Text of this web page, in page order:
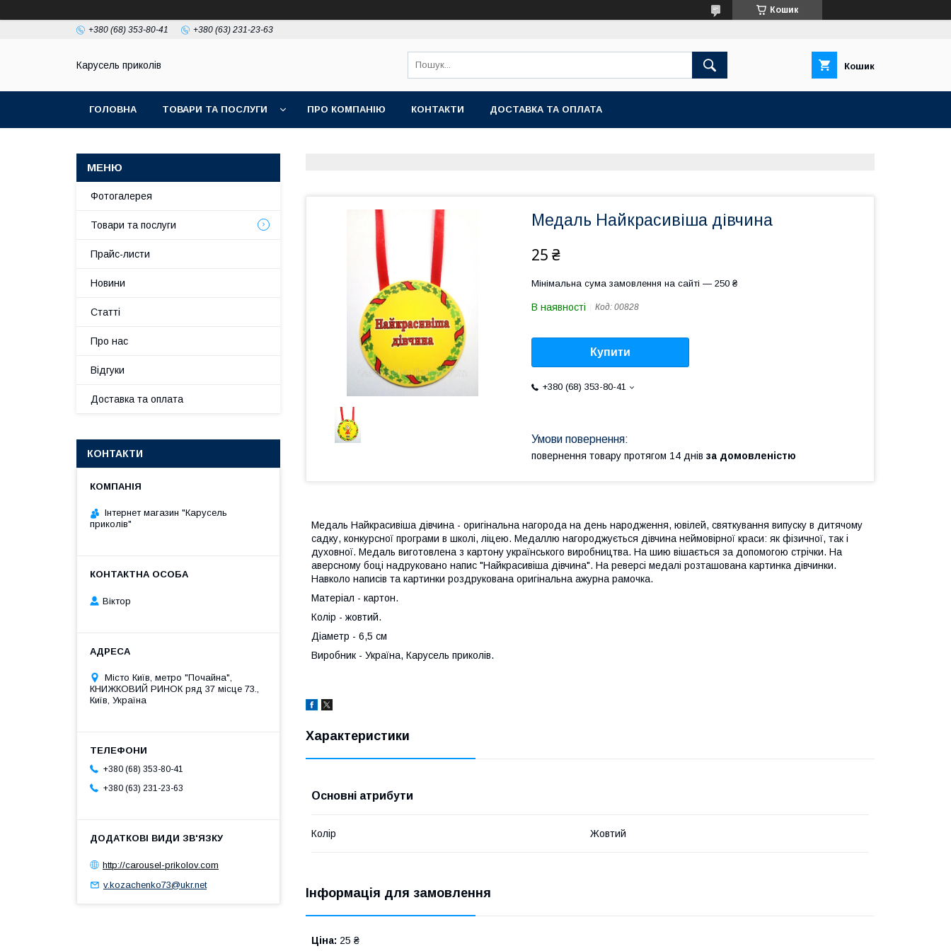
Кошик
+380 (68) 353-80-41 +380 (63) 231-23-63
Карусель приколів Кошик
ГОЛОВНА ТОВАРИ ТА ПОСЛУГИ ПРО КОМПАНІЮ КОНТАКТИ ДОСТАВКА ТА ОПЛАТА
Медаль Найкрасивіша дівчина
25 ₴
Мінімальна сума замовлення на сайті — 250 ₴
В наявності Код: 00828
Купити
+380 (68) 353-80-41
повернення товару протягом 14 днів за домовленістю
Медаль Найкрасивіша дівчина - оригінальна нагорода на день народження, ювілей, святкування випуску в дитячому
садку, конкурсної програми в школі, ліцею. Медаллю нагороджується дівчина неймовірної краси: як фізичної, так і
духовної. Медаль виготовлена з картону українського виробництва. На шию вішається за допомогою стрічки. На
аверсному боці надруковано напис "Найкрасивіша дівчина". На реверсі медалі розташована картинка дівчинки.
Навколо написів та картинки роздрукована оригінальна ажурна рамочка.
Матеріал - картон.
Колір - жовтий.
Діаметр - 6,5 см
Виробник - Україна, Карусель приколів.
Характеристики
Основні атрибути
Колір Жовтий
Інформація для замовлення
Ціна: 25 ₴
Фотогалерея
Товари та послуги
Прайс-листи
Новини
Статті
Про нас
Відгуки
Доставка та оплата
КОНТАКТИ
Інтернет магазин "Карусель
приколів"
Віктор
Місто Київ, метро "Почайна",
КНИЖКОВИЙ РИНОК ряд 37 місце 73.,
Київ, Україна
+380 (68) 353-80-41
+380 (63) 231-23-63
http://carousel-prikolov.com
v.kozachenko73@ukr.net